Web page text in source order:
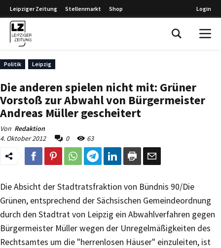
Leipziger Zeitung Stellenmarkt Shop Login
Politik Leipzig
Die anderen spielen nicht mit: Grüner
Vorstoß zur Abwahl von Bürgermeister
Andreas Müller gescheitert
Von Redaktion
4. Oktober 2012
0 63
Die Absicht der Stadtratsfraktion von Bündnis 90/Die
Grünen, entsprechend der Sächsischen Gemeindeordnung
durch den Stadtrat von Leipzig ein Abwahlverfahren gegen
Bürgermeister Müller wegen der Unregelmäßigkeiten des
Rechtsamtes um die "herrenlosen Häuser" einzuleiten, ist